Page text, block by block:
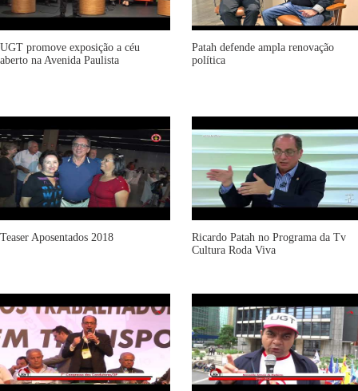
UGT promove exposição a céu
aberto na Avenida Paulista
Patah defende ampla renovação
política
Teaser Aposentados 2018
Ricardo Patah no Programa da Tv
Cultura Roda Viva